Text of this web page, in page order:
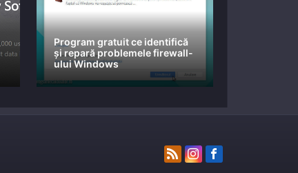
Program gratuit ce identifică
și repară problemele firewall-
ului Windows